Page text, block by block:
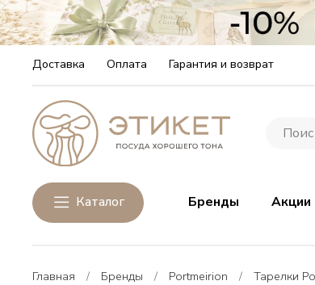
Доставка Оплата Гарантия и возврат
Каталог Бренды Акции
Главная Бренды Portmeirion Тарелки